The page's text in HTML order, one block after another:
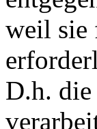
weil sie
D.h. die